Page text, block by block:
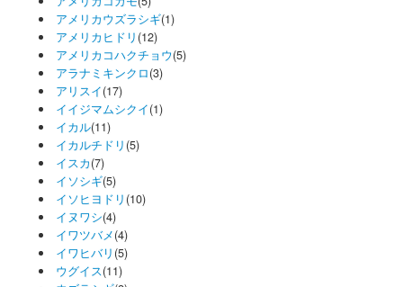
アメリカウズラシギ(1)
アメリカヒドリ (12)
アメリカコハクチョウ(5)
アラナミキンクロ(3)
アリスイ(17)
イイジマムシクイ(1)
イカル(11)
イカルチドリ (5)
イスカ(7)
イソシギ(5)
イソヒヨドリ (10)
イヌワシ(4)
イワツバメ(4)
イワヒバリ (5)
ウグイス(11)